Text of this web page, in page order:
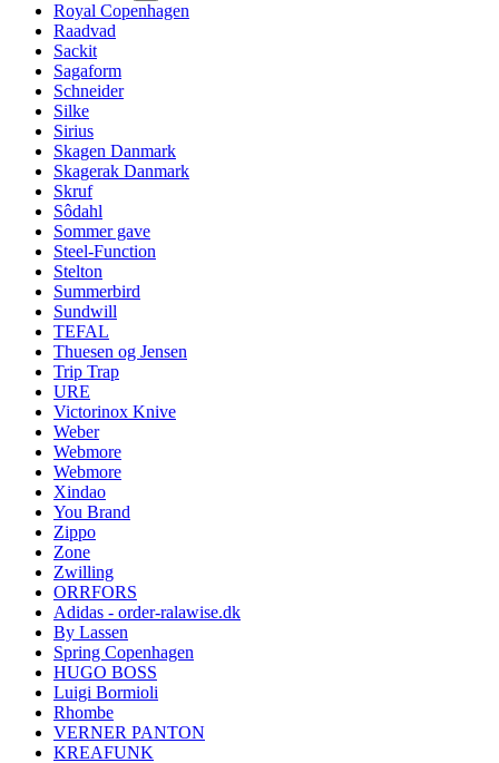
Royal Copenhagen
Raadvad
Sackit
Sagaform
Schneider
Silke
Sirius
Skagen Danmark
Skagerak Danmark
Skruf
Sôdahl
Sommer gave
Steel-Function
Stelton
Summerbird
Sundwill
TEFAL
Thuesen og Jensen
Trip Trap
URE
Victorinox Knive
Weber
Webmore
Webmore
Xindao
You Brand
Zippo
Zone
Zwilling
ORRFORS
Adidas - order-ralawise.dk
By Lassen
Spring Copenhagen
HUGO BOSS
Luigi Bormioli
Rhombe
VERNER PANTON
KREAFUNK